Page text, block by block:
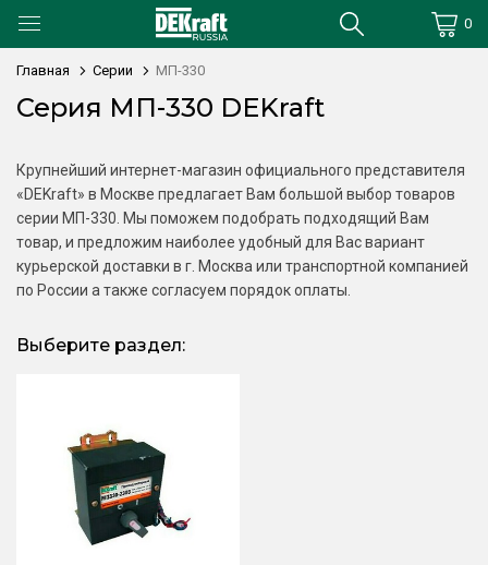
0
Главная Серии МП-330
Серия МП-330 DEKraft
Крупнейший интернет-магазин официального представителя
«DEKraft» в Москве предлагает Вам большой выбор товаров
серии МП-330. Мы поможем подобрать подходящий Вам
товар, и предложим наиболее удобный для Вас вариант
курьерской доставки в г. Москва или транспортной компанией
по России а также согласуем порядок оплаты.
Выберите раздел: